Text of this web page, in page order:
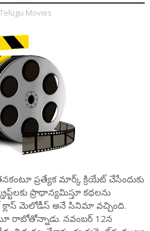
Telugu Movies
ప్రత్యేక మార్క్ క్రియేట్ చేసేందుకు
ప్రాధాన్యమిస్తూ కథలను
క్లాస్ మెలోడీస్ అనే సినిమా వచ్చింది.
రాబోతోన్నాడు. నవంబర్ 12న